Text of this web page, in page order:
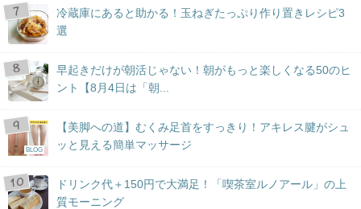
冷蔵庫にあると助かる！玉ねぎたっぷり作り置きレシピ3
選
早起きだけが朝活じゃない！朝がもっと楽しくなる50のヒ
ント【8月4日は「朝...
BLOG
【美脚への道】むくみ足首をすっきり！アキレス腱がシュ
ッと見える簡単マッサージ
ドリンク代＋150円で大満足！「喫茶室ルノアール」の上
質モーニング